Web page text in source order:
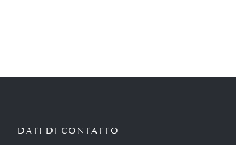
DATI DI CONTATTO